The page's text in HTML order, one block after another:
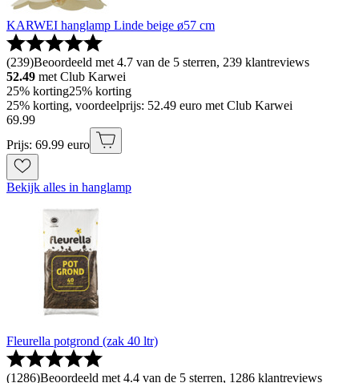
KARWEI hanglamp Linde beige ø57 cm
(239)Beoordeeld met 4.7 van de 5 sterren, 239 klantreviews
52.49 met Club Karwei
25% korting25% korting
25% korting, voordeelprijs: 52.49 euro met Club Karwei
69.99
Prijs: 69.99 euro
Bekijk alles in hanglamp
Fleurella potgrond (zak 40 ltr)
(1286)Beoordeeld met 4.4 van de 5 sterren, 1286 klantreviews